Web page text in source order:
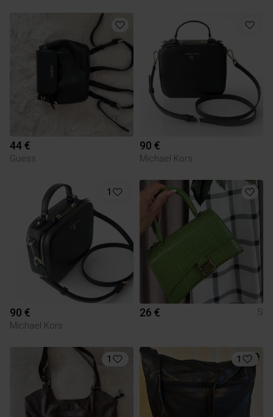
44 €
Guess
90 €
Michael Kors
1
90 €
Michael Kors
26 € S
1 1